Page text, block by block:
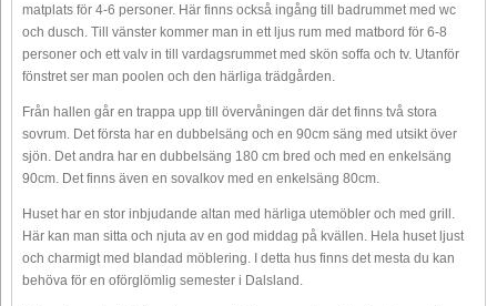
matplats för 4-6 personer. Här finns också ingång till badrummet med wc
och dusch. Till vänster kommer man in ett ljus rum med matbord för 6-8
personer och ett valv in till vardagsrummet med skön soffa och tv. Utanför
fönstret ser man poolen och den härliga trädgården.
Från hallen går en trappa upp till övervåningen där det finns två stora
sovrum. Det första har en dubbelsäng och en 90cm säng med utsikt över
sjön. Det andra har en dubbelsäng 180 cm bred och med en enkelsäng
90cm. Det finns även en sovalkov med en enkelsäng 80cm.
Huset har en stor inbjudande altan med härliga utemöbler och med grill.
Här kan man sitta och njuta av en god middag på kvällen. Hela huset ljust
och charmigt med blandad möblering. I detta hus finns det mesta du kan
behöva för en oförglömlig semester i Dalsland.